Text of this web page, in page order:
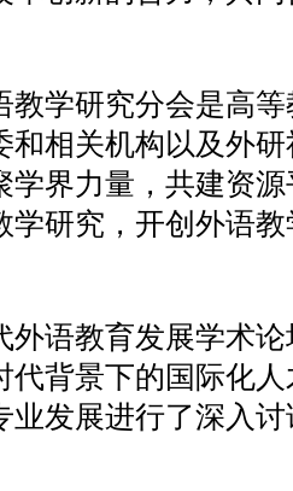
教学研究分会是高
和相关机构以及外
学界力量，共建资
学研究，开创外语
外语教育发展学术
代背景下的国际化
业发展进行了深入讨